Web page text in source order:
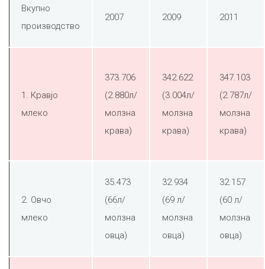
Вкупно
производство
2007 2009 2011
1. Кравјо
млеко
373.706
(2.880л/
молзна
крава)
342.622
(3.004л/
молзна
крава)
347.103
(2.787л/
молзна
крава)
2. Овчо
млеко
35.473
(66л/
молзна
овца)
32.934
(69 л/
молзна
овца)
32.157
(60 л/
молзна
овца)